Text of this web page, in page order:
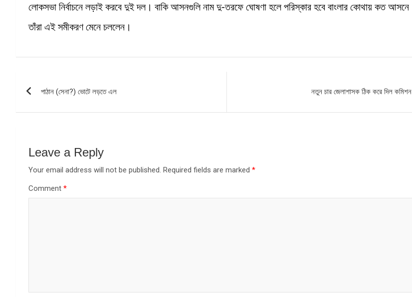
লোকসভা নির্বাচনে লড়াই করবে দুই দল। বাকি আসনগুলি নাম দু-তরফে ঘোষণা হলে পরিস্কার হবে বাংলার কোথায় কত আসনে
তাঁরা এই সমীকরণ মেনে চললেন।
navigation
পাঠান (সেনা?) ভোটে লড়তে এল নতুন চার জেলাশাসক ঠিক করে দিল কমিশন
Leave a Reply
Your email address will not be published. Required fields are marked *
Comment *